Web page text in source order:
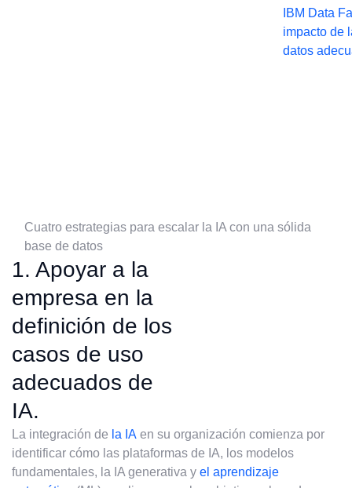
IBM Data
impacto de
datos
Cuatro estrategias para escalar la IA con una sólida
base de datos
1. Apoyar a la
empresa en la
definición de los
casos de uso
adecuados de
IA.
La integración de la IA en su organización comienza por
identificar cómo las plataformas de IA, los modelos
fundamentales, la IA generativa y el aprendizaje